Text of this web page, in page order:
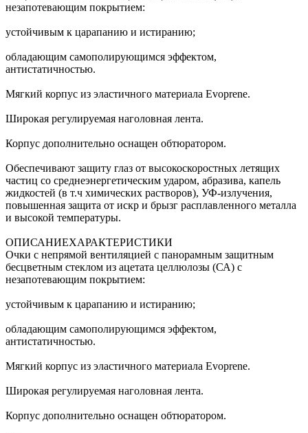
незапотевающим покрытием:
устойчивым к царапанию и истиранию;
обладающим самополирующимся эффектом,
антистатичностью.
Мягкий корпус из эластичного материала Evoprene.
Широкая регулируемая наголовная лента.
Корпус дополнительно оснащен обтюратором.
Обеспечивают защиту глаз от высокоскоростных летящих
частиц со среднеэнергетическим ударом, абразива, капель
жидкостей (в т.ч химических растворов), УФ-излучения,
повышенная защита от искр и брызг расплавленного металла
и высокой температуры.
ОПИСАНИЕХАРАКТЕРИСТИКИ
Очки с непрямой вентиляцией с панорамным защитным
бесцветным стеклом из ацетата целлюлозы (СА) с
незапотевающим покрытием:
устойчивым к царапанию и истиранию;
обладающим самополирующимся эффектом,
антистатичностью.
Мягкий корпус из эластичного материала Evoprene.
Широкая регулируемая наголовная лента.
Корпус дополнительно оснащен обтюратором.